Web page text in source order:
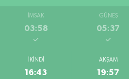
İMSAK
03:58
GÜNEŞ
05:37
İKINDI
16:43
AKŞAM
19:57